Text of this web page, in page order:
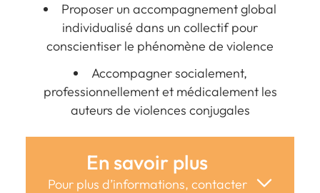
Proposer un accompagnement global
individualisé dans un collectif pour
conscientiser le phénomène de violence
Accompagner socialement,
professionnellement et médicalement les
auteurs de violences conjugales
En savoir plus
Pour plus d’informations, contacter